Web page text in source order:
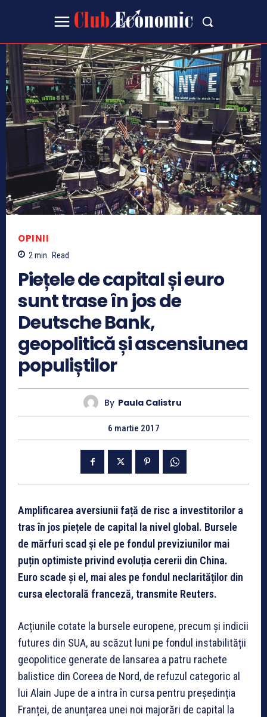
OPINII
2min. Read
Piețele de capital și euro
sunt trase în jos de
Deutsche Bank,
geopolitică și ascensiunea
populiștilor
By Paula Calistru
6 martie 2017
Amplificarea aversiunii față de risc a investitorilor a
tras în jos piețele de capital la nivel global. Bursele
de mărfuri scad și ele pe fondul previziunilor mai
puțin optimiste privind evoluția cererii din China.
Euro scade și el, mai ales pe fondul neclarităților din
cursa electorală franceză, transmite Reuters.
Acțiunile cotate la bursele europene, precum și indicii
futures din SUA, au scăzut luni pe fondul instabilității
geopolitice generate de lansarea a patru rachete
balistice din Coreea de Nord, de refuzul categoric al
lui Alain Jupe de a intra în cursa pentru președinția
Franței, de anunțarea unei noi majorări de capital la